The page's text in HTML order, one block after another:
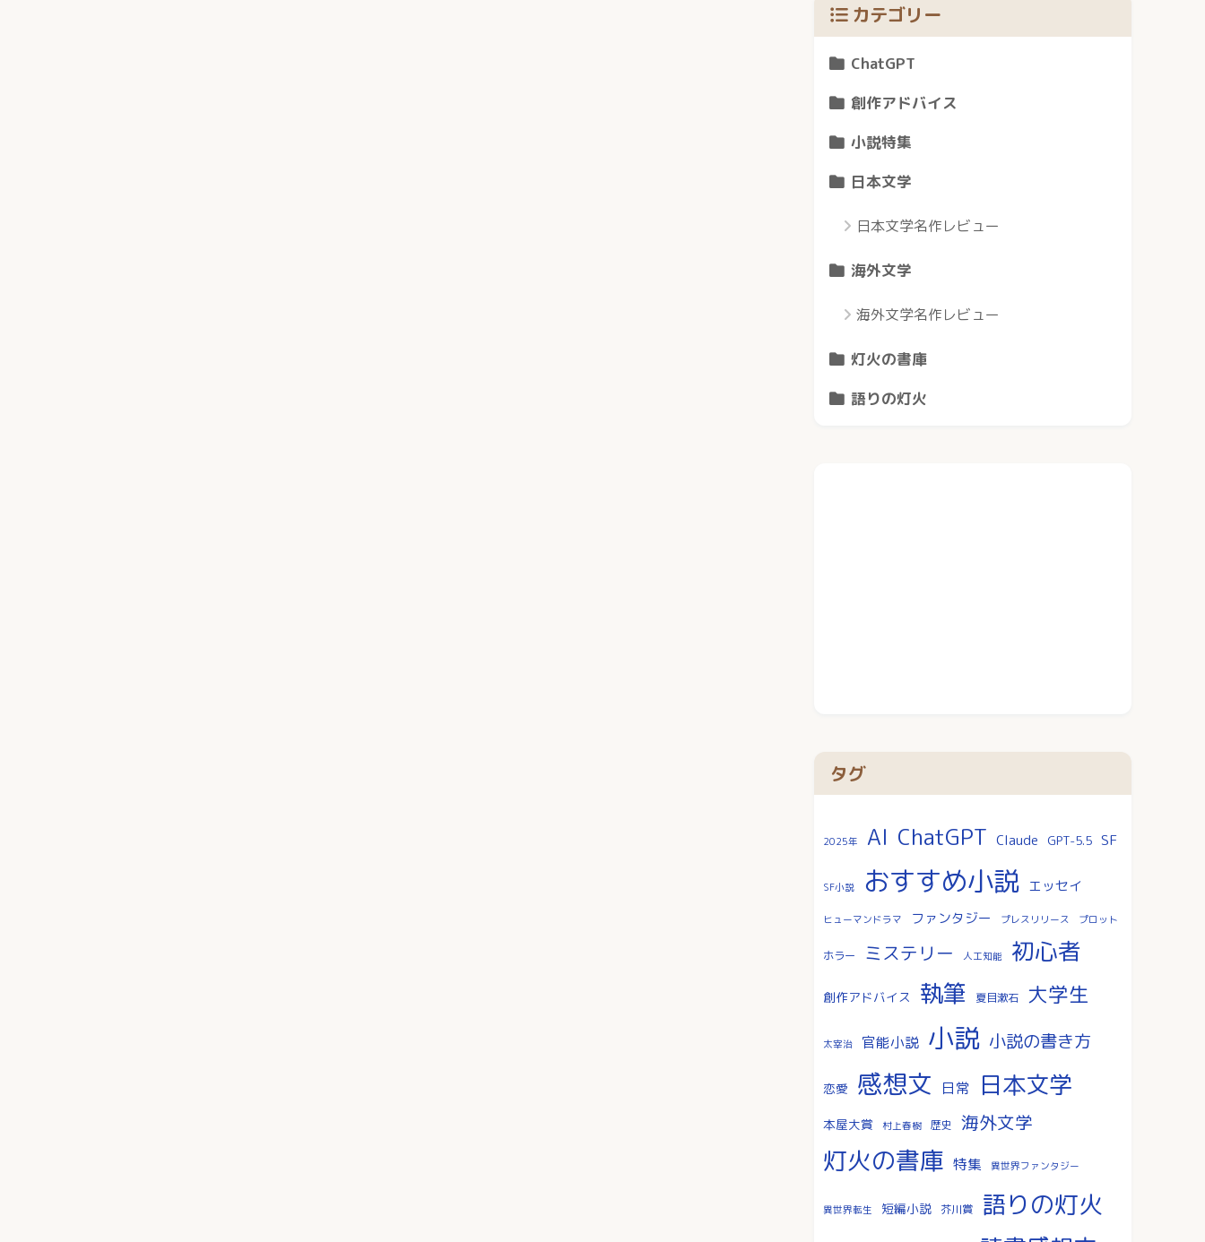
カテゴリー
ChatGPT
創作アドバイス
小説特集
日本文学
日本文学名作レビュー
海外文学
海外文学名作レビュー
灯火の書庫
語りの灯火
タグ
2025年 AI ChatGPT Claude GPT-5.5 SF
SF小説 おすすめ小説 エッセイ
ヒューマンドラマ ファンタジー プレスリリース プロット
ホラー ミステリー 人工知能 初心者
創作アドバイス 執筆 夏目漱石 大学生
太宰治 官能小説 小説 小説の書き方
恋愛 感想文 日常 日本文学
本屋大賞 村上春樹 歴史 海外文学
灯火の書庫 特集 異世界ファンタジー
異世界転生 短編小説 芥川賞 語りの灯火